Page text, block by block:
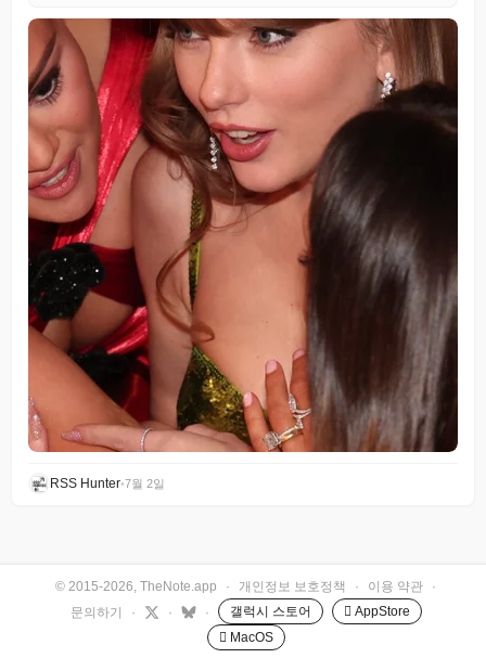
RSS Hunter•7월 2일
© 2015-2026, TheNote.app · 개인정보 보호정책 · 이용 약관
·
문의하기
· · · 갤럭시 스토어
 AppStore
 MacOS